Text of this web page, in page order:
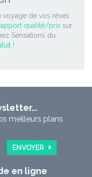
voyage de vos rêves.
qualité/prix sur
Sensations du
!
meilleurs plans
ENVOYER
en ligne